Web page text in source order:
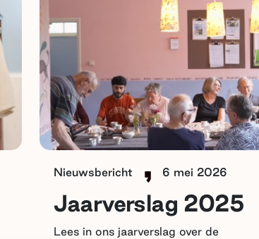
Nieuwsbericht 6 mei 2026
Jaarverslag 2025
Lees in ons jaarverslag over de